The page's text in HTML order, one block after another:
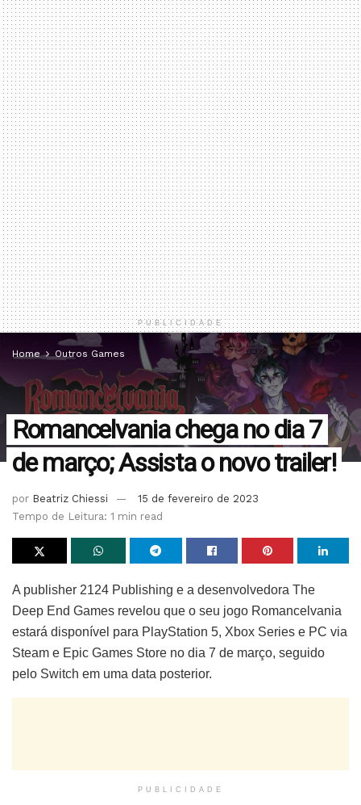
PUBLICIDADE
Home Outros Games
Romancelvania chega no dia 7
de março; Assista o novo trailer!
por Beatriz Chiessi
15 de fevereiro de 2023
Tempo de Leitura: 1 min read
A publisher 2124 Publishing e a desenvolvedora The
Deep End Games revelou que o seu jogo Romancelvania
estará disponível para PlayStation 5, Xbox Series e PC via
Steam e Epic Games Store no dia 7 de março, seguido
pelo Switch em uma data posterior.
PUBLICIDADE